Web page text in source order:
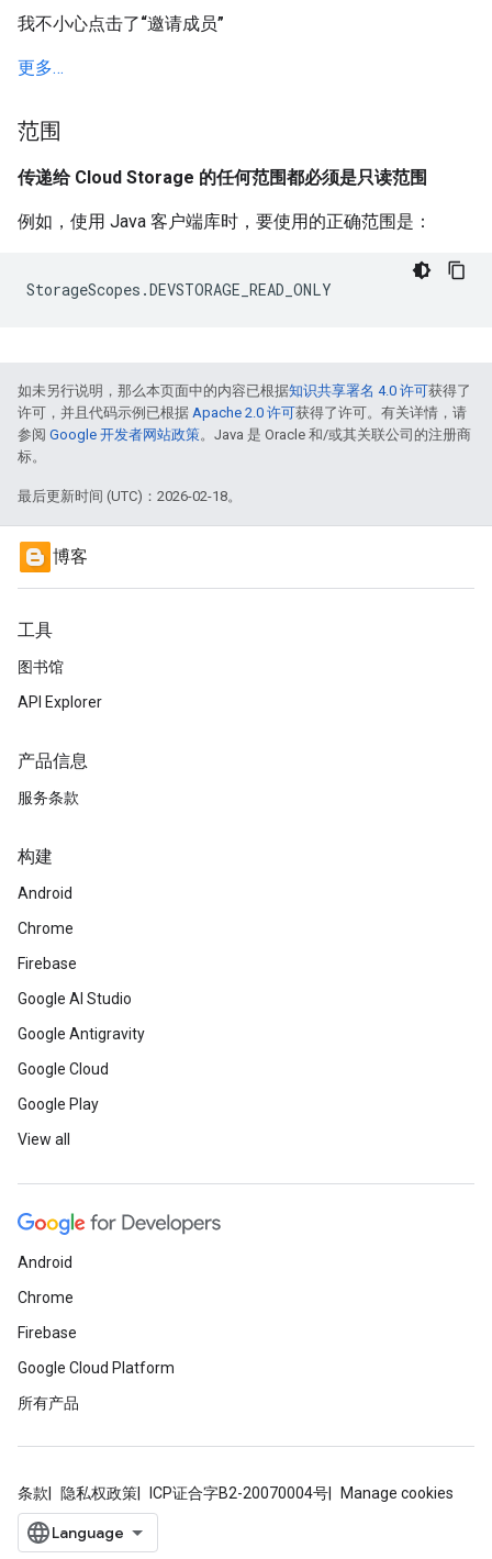
我不小心点击了“邀请成员”
更多…
范围
传递给 Cloud Storage 的任何范围都必须是只读范围
例如，使用 Java 客户端库时，要使用的正确范围是：
StorageScopes.DEVSTORAGE_READ_ONLY
如未另行说明，那么本页面中的内容已根据知识共享署名 4.0 许可获得了
许可，并且代码示例已根据 Apache 2.0 许可获得了许可。有关详情，请
参阅 Google 开发者网站政策。Java 是 Oracle 和/或其关联公司的注册商
标。
最后更新时间 (UTC)：2026-02-18。
博客
工具
图书馆
API Explorer
产品信息
服务条款
构建
Android
Chrome
Firebase
Google AI Studio
Google Antigravity
Google Cloud
Google Play
View all
Android
Chrome
Firebase
Google Cloud Platform
所有产品
条款 隐私权政策 ICP证合字B2-20070004号 Manage cookies